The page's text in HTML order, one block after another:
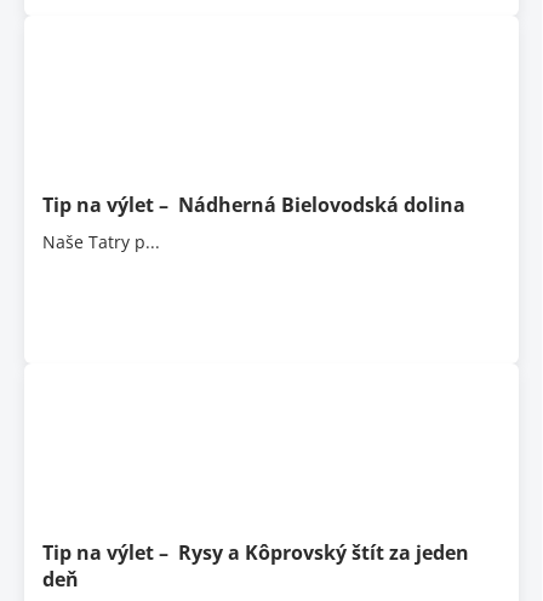
Tip na výlet – Nádherná Bielovodská dolina
Naše Tatry p...
Tip na výlet – Rysy a Kôprovský štít za jeden
deň